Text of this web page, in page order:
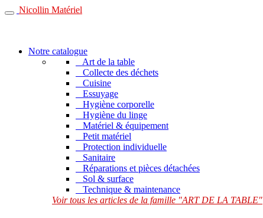
Nicollin Matériel
Notre catalogue
Art de la table
Collecte des déchets
Cuisine
Essuyage
Hygiène corporelle
Hygiène du linge
Matériel & équipement
Petit matériel
Protection individuelle
Sanitaire
Réparations et pièces détachées
Sol & surface
Technique & maintenance
Voir tous les articles de la famille "ART DE LA TABLE"